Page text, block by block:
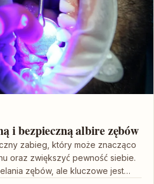
i bezpieczną albire zębów
zabieg, który może znacząco
oraz zwiększyć pewność siebie.
zębów, ale kluczowe jest